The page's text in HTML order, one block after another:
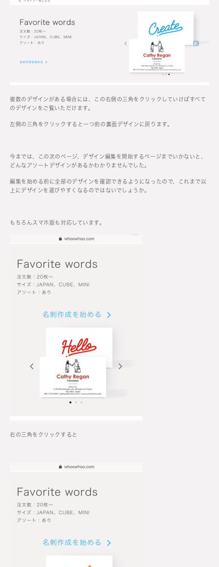
複数のデザインがある場合には、この右側の三角をクリックしていけばすべて
のデザインをご覧いただけます。
左側の三角をクリックすると一つ前の裏面デザインに戻ります。
今までは、この次のページ、デザイン編集を開始するページまでいかないと、
どんなアソートデザインがあるかわかりませんでした。
編集を始める前に全部のデザインを確認できるようになったので、これまで以
上にデザインを選びやすくなるのではないでしょうか。
もちろんスマホ版も対応しています。
右の三角をクリックすると